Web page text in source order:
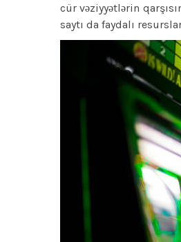
cür vəziyyətlərin
saytı da faydalı